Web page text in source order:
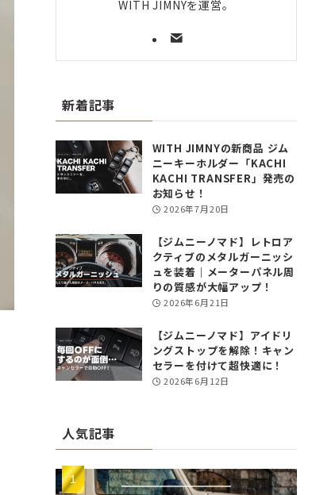
WITH JIMNYを運営。
新着記事
WITH JIMNYの新商品 ジム
ニーキーホルダー「KACHI
KACHI TRANSFER」発売の
お知らせ！
2026年7月20日
【ジムニーノマド】レトロア
クティブのメタルガーニッシ
ュを装着｜メーターパネル周
りの質感が大幅アップ！
2026年6月21日
【ジムニーノマド】アイドリ
ングストップを解除！キャン
セラーを付けて超快適に！
2026年6月12日
人気記事